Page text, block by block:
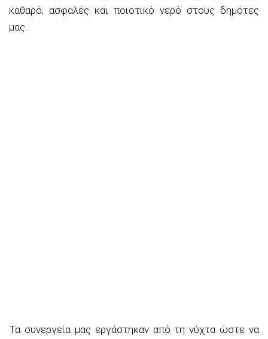
καθαρό, ασφαλές και ποιοτικό νερό στους δημότες
μας.
Τα συνεργεία μας εργάστηκαν από τη νύχτα ώστε να